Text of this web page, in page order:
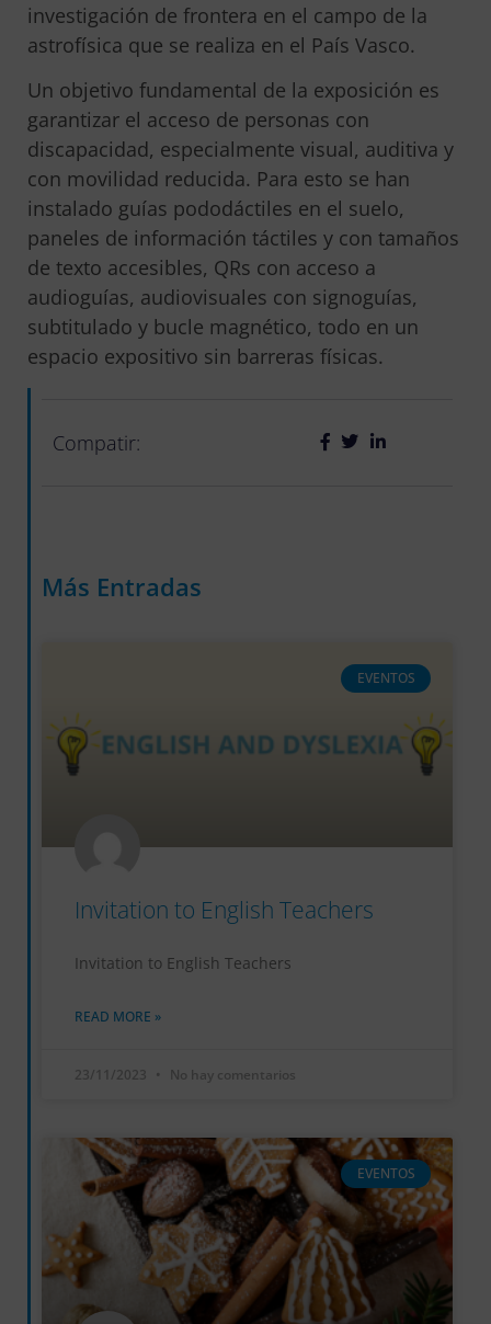
investigación de frontera en el campo de la
astrofísica que se realiza en el País Vasco.
Un objetivo fundamental de la exposición es
garantizar el acceso de personas con
discapacidad, especialmente visual, auditiva y
con movilidad reducida. Para esto se han
instalado guías pododáctiles en el suelo,
paneles de información táctiles y con tamaños
de texto accesibles, QRs con acceso a
audioguías, audiovisuales con signoguías,
subtitulado y bucle magnético, todo en un
espacio expositivo sin barreras físicas.
Compatir:
Más Entradas
EVENTOS
Invitation to English Teachers
Invitation to English Teachers
READ MORE »
23/11/2023 No hay comentarios
EVENTOS